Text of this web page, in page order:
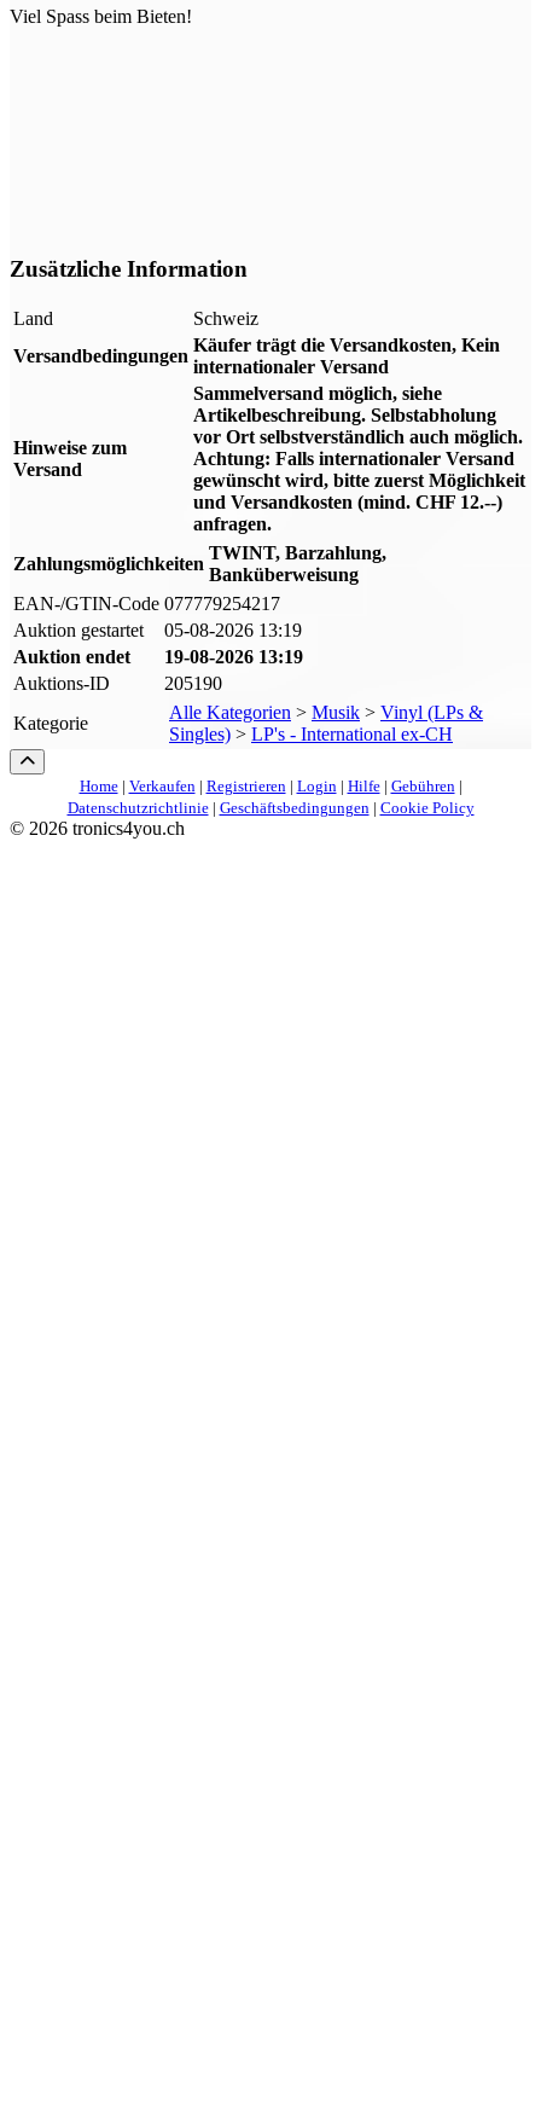
Viel Spass beim Bieten!
Zusätzliche Information
Land
Schweiz
Versandbedingungen
Käufer trägt die Versandkosten, Kein
internationaler Versand
Hinweise zum
Versand
Sammelversand möglich, siehe
Artikelbeschreibung. Selbstabholung
vor Ort selbstverständlich auch möglich.
Achtung: Falls internationaler Versand
gewünscht wird, bitte zuerst Möglichkeit
und Versandkosten (mind. CHF 12.--)
anfragen.
Zahlungsmöglichkeiten
TWINT, Barzahlung,
Banküberweisung
EAN-/GTIN-Code 077779254217
Auktion gestartet
05-08-2026 13:19
Auktion endet
19-08-2026 13:19
Auktions-ID
205190
Kategorie
Alle Kategorien > Musik > Vinyl (LPs &
Singles) > LP's - International ex-CH
Home| Verkaufen| Registrieren| Login| Hilfe| Gebühren|
Datenschutzrichtlinie| Geschäftsbedingungen| Cookie Policy
© 2026 tronics4you.ch